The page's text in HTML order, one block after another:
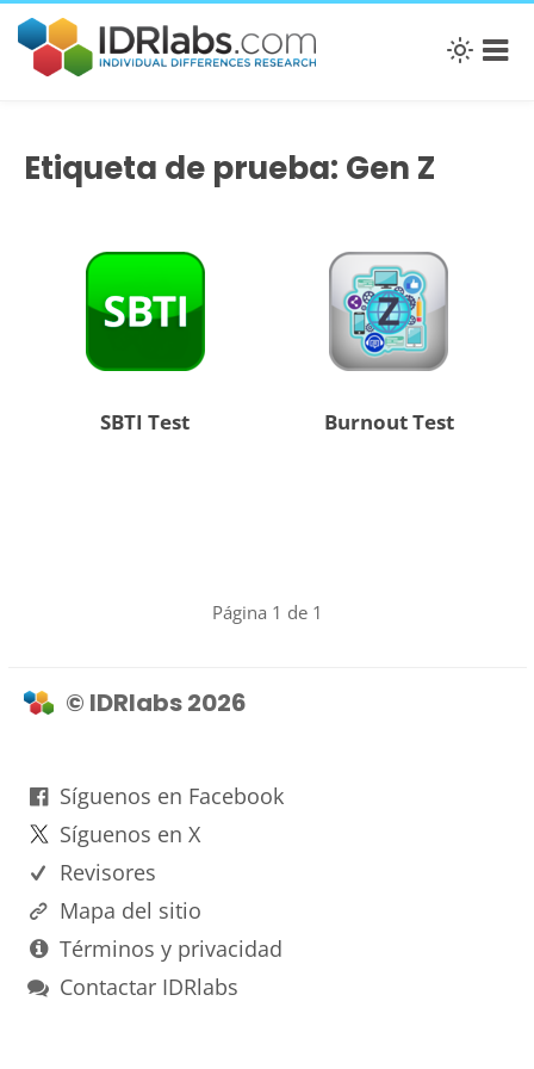
Etiqueta de prueba: Gen Z
SBTI Test Burnout Test
Página 1 de 1
© IDRlabs 2026
Síguenos en Facebook
Síguenos en X
Revisores
Mapa del sitio
Términos y privacidad
Contactar IDRlabs